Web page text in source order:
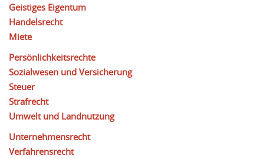
Geistiges Eigentum
Handelsrecht
Miete
Persönlichkeitsrechte
Sozialwesen und Versicherung
Steuer
Strafrecht
Umwelt und Landnutzung
Unternehmensrecht
Verfahrensrecht